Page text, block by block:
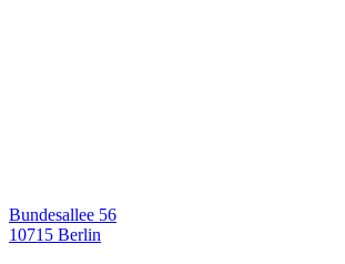
Bundesallee 56
10715 Berlin